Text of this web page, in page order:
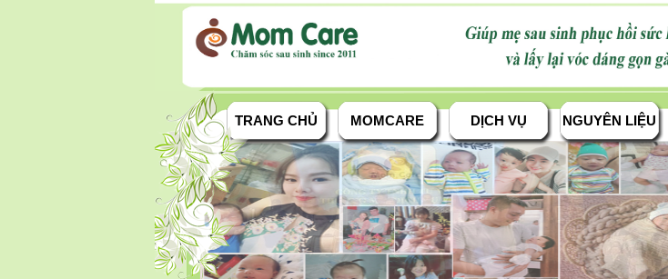
TRANG CHỦ MOMCARE DỊCH VỤ NGUYÊN LIỆU